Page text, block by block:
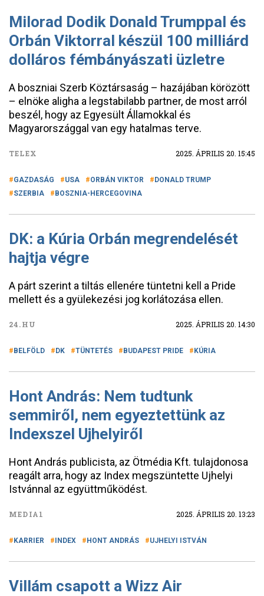
Milorad Dodik Donald Trumppal és
Orbán Viktorral készül 100 milliárd
dolláros fémbányászati üzletre
A boszniai Szerb Köztársaság – hazájában körözött
– elnöke aligha a legstabilabb partner, de most arról
beszél, hogy az Egyesült Államokkal és
Magyarországgal van egy hatalmas terve.
TELEX 2025. ÁPRILIS 20. 15:45
GAZDASÁG USA ORBÁN VIKTOR
DONALD TRUMP
SZERBIA
BOSZNIA-HERCEGOVINA
DK: a Kúria Orbán megrendelését
hajtja végre
A párt szerint a tiltás ellenére tüntetni kell a Pride
mellett és a gyülekezési jog korlátozása ellen.
24.HU 2025. ÁPRILIS 20. 14:30
BELFÖLD DK TÜNTETÉS BUDAPEST PRIDE KÚRIA
Hont András: Nem tudtunk
semmiről, nem egyeztettünk az
Indexszel Ujhelyiről
Hont András publicista, az Ötmédia Kft. tulajdonosa
reagált arra, hogy az Index megszüntette Ujhelyi
Istvánnal az együttműködést.
MEDIA1 2025. ÁPRILIS 20. 13:23
KARRIER INDEX HONT ANDRÁS UJHELYI ISTVÁN
Villám csapott a Wizz Air